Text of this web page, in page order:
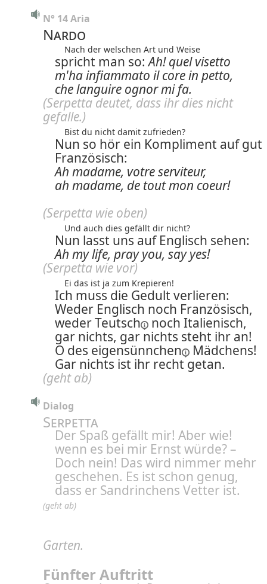
N° 14 Aria
Nardo
Nach der welschen Art und Weise
spricht man so:Ah! quel visetto
m'ha infiammato il core in petto,
che languire ognor mi fa.
(Serpetta deutet, dass ihr dies nicht
gefalle.)
Bist du nicht damit zufrieden?
Nun so hör ein Kompliment auf gut
Französisch:
Ah madame, votre serviteur,
ah madame, de tout mon coeur!
(Serpetta wie oben)
Und auch dies gefällt dir nicht?
Nun lasst uns auf Englisch sehen:
Ah my life, pray you, say yes!
(Serpetta wie vor)
Ei das ist ja zum Krepieren!
Ich muss die Gedult verlieren:
Weder Englisch noch Französisch,
wederTeutsch
noch Italienisch,
gar nichts, gar nichts steht ihr an!
O des eigensünnchen
Mädchens!
Gar nichts ist ihr recht getan.
(geht ab)
Dialog
Serpetta
Der Spaß gefällt mir! Aber wie!
wenn es bei mir Ernst würde? –
Doch nein! Das wird nimmer mehr
geschehen. Es ist schon genug,
dass er Sandrinchens Vetter ist.
(geht ab)
Garten.
Fünfter Auftritt